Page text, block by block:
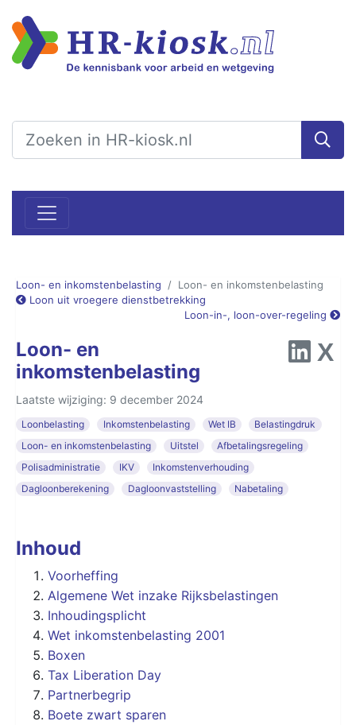
Loon- en inkomstenbelasting
Loon- en inkomstenbelasting
Loon uit vroegere dienstbetrekking
Loon-in-, loon-over-regeling
Loon- en
inkomstenbelasting
Laatste wijziging: 9 december 2024
Loonbelasting Inkomstenbelasting Wet IB
Belastingdruk
Loon- en inkomstenbelasting
Uitstel
Afbetalingsregeling
Polisadministratie
IKV
Inkomstenverhouding
Dagloonberekening
Dagloonvaststelling Nabetaling
Inhoud
Voorheffing
Algemene Wet inzake Rijksbelastingen
Inhoudingsplicht
Wet inkomstenbelasting 2001
Boxen
Tax Liberation Day
Partnerbegrip
Boete zwart sparen